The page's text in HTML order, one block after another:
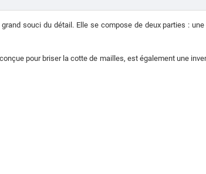
souci du détail. Elle se compose de deux parties :
pour briser la cotte de mailles, est également une